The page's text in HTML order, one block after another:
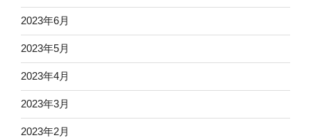
2023年6月
2023年5月
2023年4月
2023年3月
2023年2月